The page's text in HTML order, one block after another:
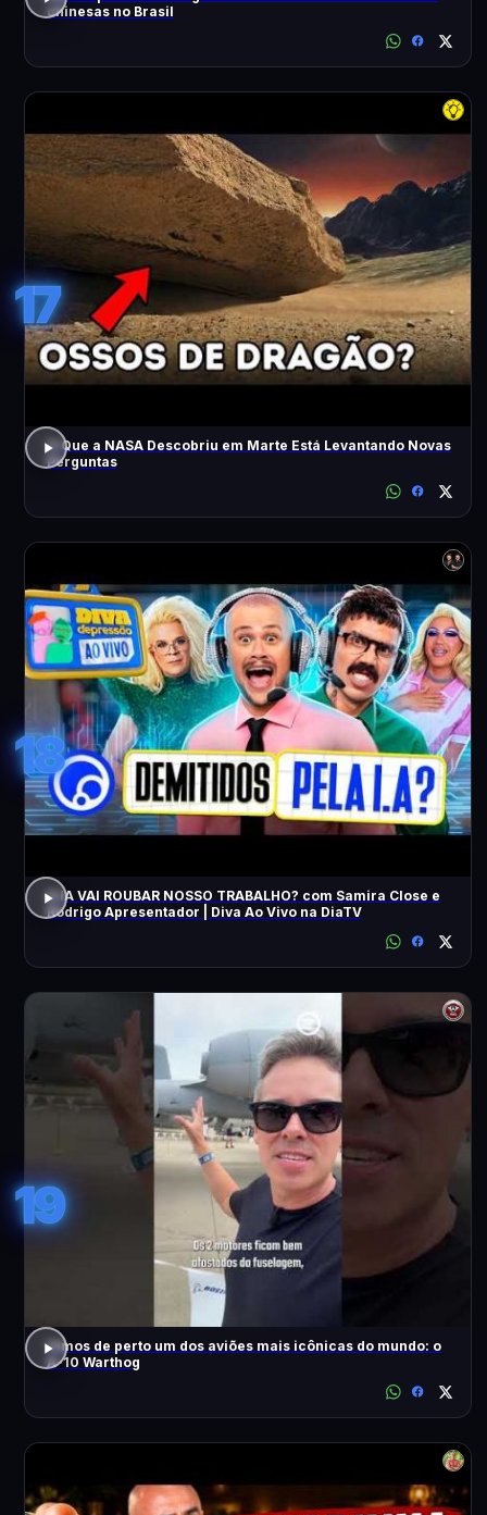
chinesas no Brasil
17
O Que a NASA Descobriu em Marte Está Levantando Novas
Perguntas
18
A IA VAI ROUBAR NOSSO TRABALHO? com Samira Close e
Rodrigo Apresentador | Diva Ao Vivo na DiaTV
19
Vimos de perto um dos aviões mais icônicas do mundo: o
A-10 Warthog